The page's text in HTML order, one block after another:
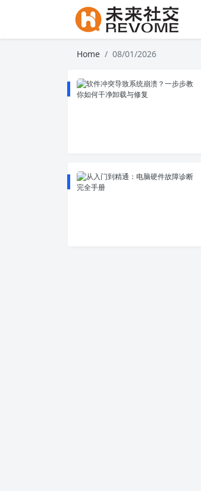
Home 08/01/2026